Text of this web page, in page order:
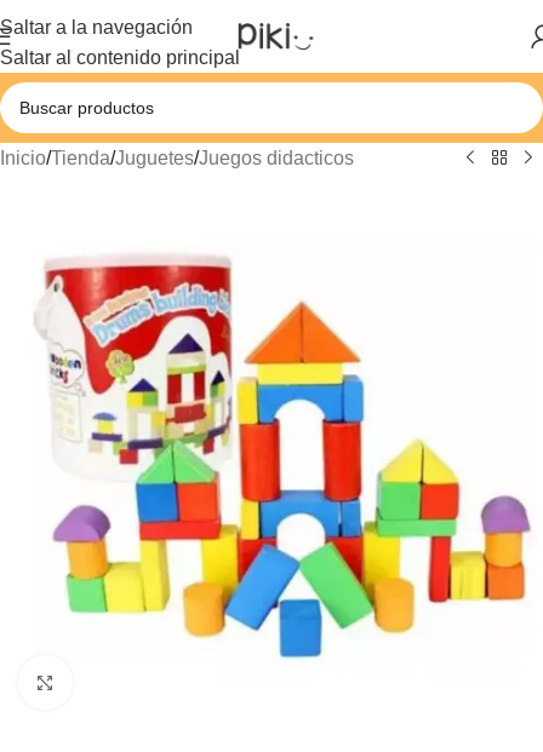
Saltar a la navegación
Saltar al contenido principal
Inicio/Tienda/Juguetes/Juegos didacticos